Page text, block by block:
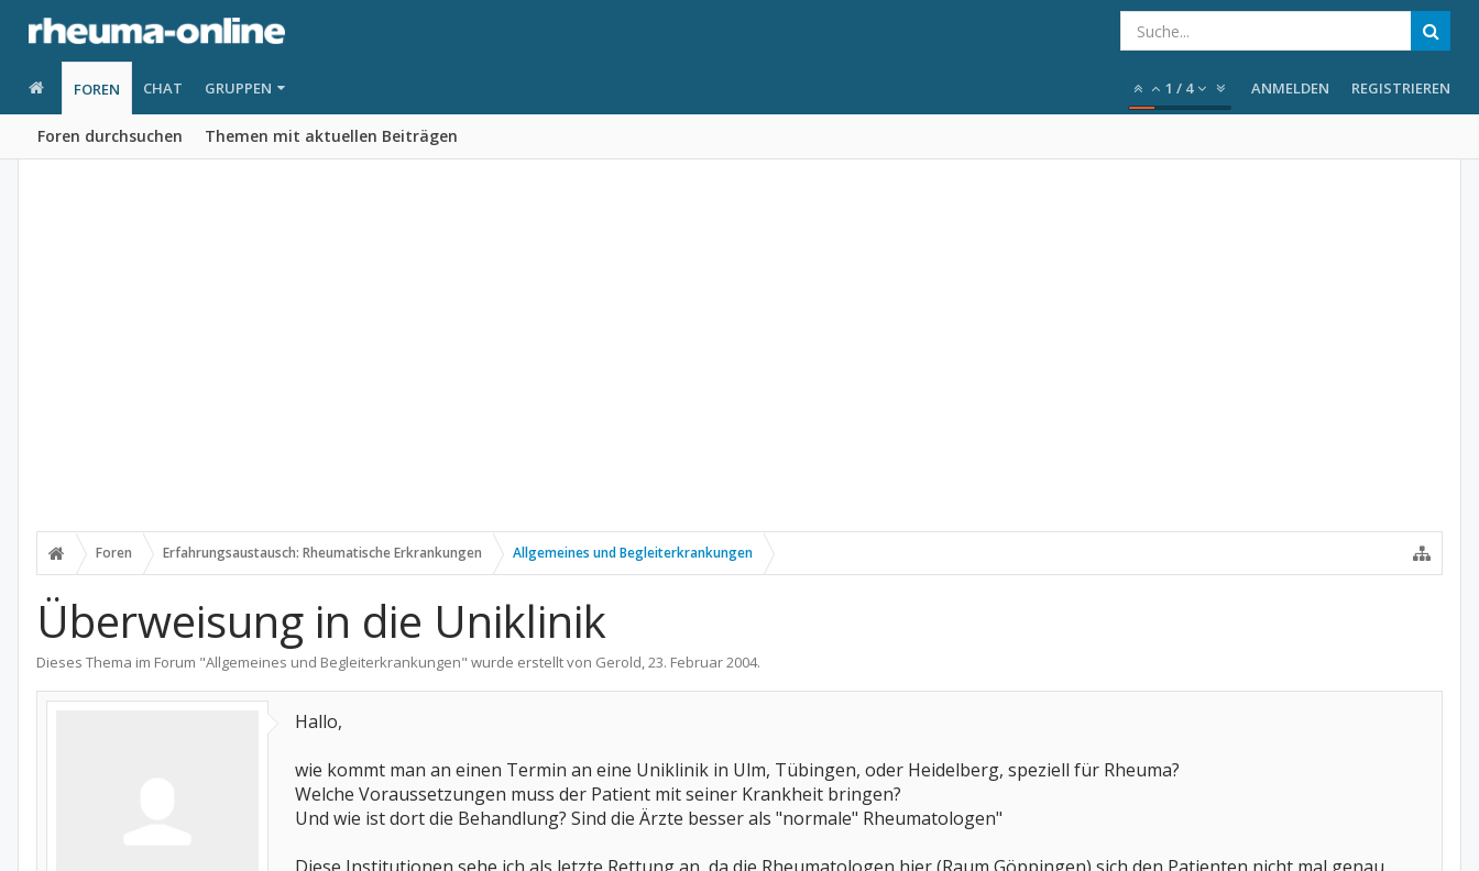
FOREN
Foren durchsuchen Themen mit aktuellen Beiträgen
CHAT GRUPPEN 1 / 4 ANMELDEN REGISTRIEREN
Foren Erfahrungsaustausch: Rheumatische Erkrankungen Allgemeines und Begleiterkrankungen
Überweisung in die Uniklinik
Dieses Thema im Forum "Allgemeines und Begleiterkrankungen" wurde erstellt von Gerold,23. Februar 2004.
Hallo,
wie kommt man an einen Termin an eine Uniklinik in Ulm, Tübingen, oder Heidelberg, speziell für Rheuma?
Welche Voraussetzungen muss der Patient mit seiner Krankheit bringen?
Und wie ist dort die Behandlung? Sind die Ärzte besser als "normale" Rheumatologen"